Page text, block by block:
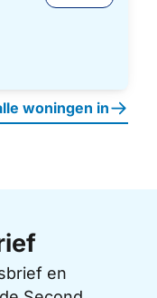
woningen in
en